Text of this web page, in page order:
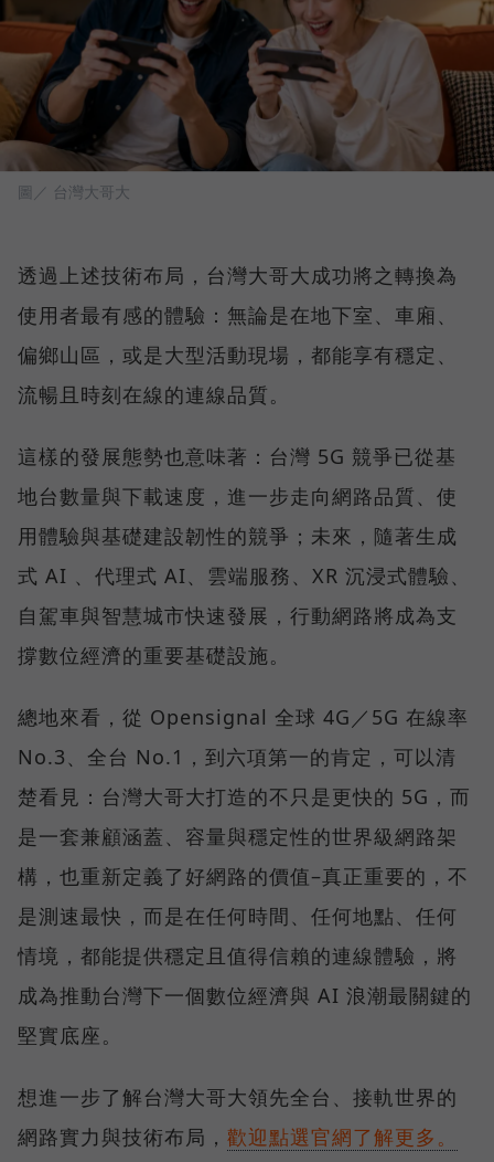
圖／ 台灣大哥大
透過上述技術布局，台灣大哥大成功將之轉換為
使用者最有感的體驗：無論是在地下室、車廂、
偏鄉山區，或是大型活動現場，都能享有穩定、
流暢且時刻在線的連線品質。
這樣的發展態勢也意味著：台灣 5G 競爭已從基
地台數量與下載速度，進一步走向網路品質、使
用體驗與基礎建設韌性的競爭；未來，隨著生成
式 AI 、代理式 AI、雲端服務、XR 沉浸式體驗、
自駕車與智慧城市快速發展，行動網路將成為支
撐數位經濟的重要基礎設施。
總地來看，從 Opensignal 全球 4G／5G 在線率
No.3、全台 No.1，到六項第一的肯定，可以清
楚看見：台灣大哥大打造的不只是更快的 5G，而
是一套兼顧涵蓋、容量與穩定性的世界級網路架
構，也重新定義了好網路的價值–真正重要的，不
是測速最快，而是在任何時間、任何地點、任何
情境，都能提供穩定且值得信賴的連線體驗，將
成為推動台灣下一個數位經濟與 AI 浪潮最關鍵的
堅實底座。
想進一步了解台灣大哥大領先全台、接軌世界的
網路實力與技術布局， 歡迎點選官網了解更多。